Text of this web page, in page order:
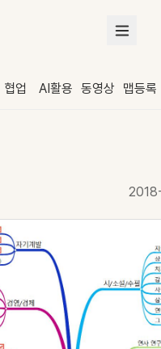
협업 AI활용 동영상 맵등록